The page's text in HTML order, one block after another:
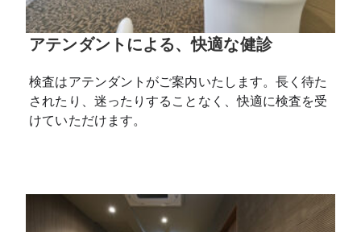
アテンダントによる、快適な健診
検査はアテンダントがご案内いたします。長く待た
されたり、迷ったりすることなく、快適に検査を受
けていただけます。